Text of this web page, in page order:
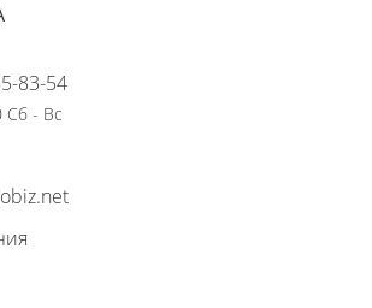
83-54
Сб - Вс